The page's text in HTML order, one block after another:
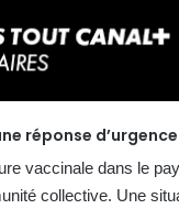
réponse d’urgence
vaccinale dans le
collective. Une